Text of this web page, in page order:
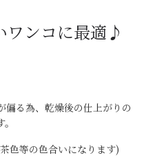
ワンコに最適♪
偏る為、乾燥後の仕上がりの
色等の色合いになります)